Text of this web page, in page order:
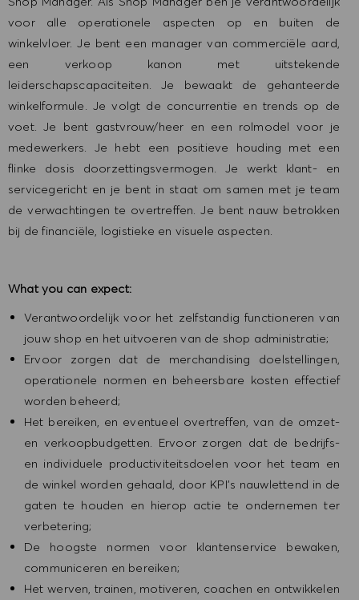
voor alle operationele aspecten op en buiten de
winkelvloer. Je bent een manager van commerciële aard,
een verkoop kanon met uitstekende
leiderschapscapaciteiten. Je bewaakt de gehanteerde
winkelformule. Je volgt de concurrentie en trends op de
voet. Je bent gastvrouw/heer en een rolmodel voor je
medewerkers. Je hebt een positieve houding met een
flinke dosis doorzettingsvermogen. Je werkt klant- en
servicegericht en je bent in staat om samen met je team
de verwachtingen te overtreffen. Je bent nauw betrokken
bij de financiële, logistieke en visuele aspecten.
What you can expect:
Verantwoordelijk voor het zelfstandig functioneren van
jouw shop en het uitvoeren van de shop administratie;
Ervoor zorgen dat de merchandising doelstellingen,
operationele normen en beheersbare kosten effectief
worden beheerd;
Het bereiken, en eventueel overtreffen, van de omzet-
en verkoopbudgetten. Ervoor zorgen dat de bedrijfs-
en individuele productiviteitsdoelen voor het team en
de winkel worden gehaald, door KPI’s nauwlettend in de
gaten te houden en hierop actie te ondernemen ter
verbetering;
De hoogste normen voor klantenservice bewaken,
communiceren en bereiken;
Het werven, trainen, motiveren, coachen en ontwikkelen